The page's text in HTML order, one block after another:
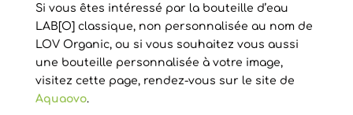
Si vous êtes intéressé par la bouteille d’eau
LAB[O] classique, non personnalisée au nom de
LOV Organic, ou si vous souhaitez vous aussi
une bouteille personnalisée à votre image,
visitez cette page, rendez-vous sur le site de
Aquaovo.